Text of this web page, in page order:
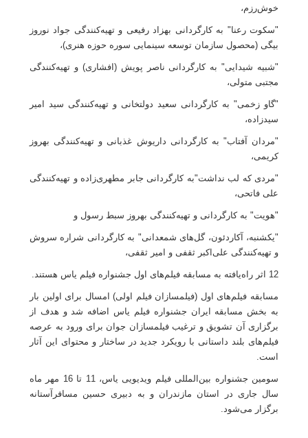
خوش‌رزم،
"سکوت رعنا" به کارگردانی بهزاد رفیعی و تهیه‌کنندگی جواد نوروز
بیگی (محصول سازمان توسعه سینمایی سوره حوزه هنری)،
"شبیه شیدایی" به کارگردانی ناصر پویش (افشاری) و تهیه‌کنندگی
مجتبی متولی،
"گاو زخمی" به کارگردانی سعید دولتخانی و تهیه‌کنندگی سید امیر
سیدزاده،
"مردان آفتاب" به کارگردانی داریوش غذبانی و تهیه‌کنندگی بهروز
کریمی،
"مردی که لب نداشت"به کارگردانی جابر مطهری‌زاده و تهیه‌کنندگی
علی فاتحی،
"هویت" به کارگردانی و تهیه‌کنندگی بهروز سبط رسول و
"یکشنبه، آکاردئون، گل‌های شمعدانی" به کارگردانی شراره سروش
و تهیه‌کنندگی علی‌اکبر ثقفی و امیر ثقفی،
12 اثر راه‌یافته به مسابقه فیلم‌های اول جشنواره فیلم یاس هستند .
مسابقه فیلم‌های اول (فیلمسازان فیلم اولی) امسال برای اولین بار
به بخش مسابقه ایران جشنواره فیلم یاس اضافه شد و هدف از
برگزاری آن تشویق و ترغیب فیلمسازان جوان برای ورود به عرصه
فیلم‌های بلند داستانی با رویکرد جدید در ساختار و محتوای این آثار
است.
سومین جشنواره بین‌المللی فیلم ویدیویی یاس، 11 تا 16 مهر ماه
سال جاری در استان مازندران و به دبیری حسین مسافرآستانه
برگزار می‌شود.